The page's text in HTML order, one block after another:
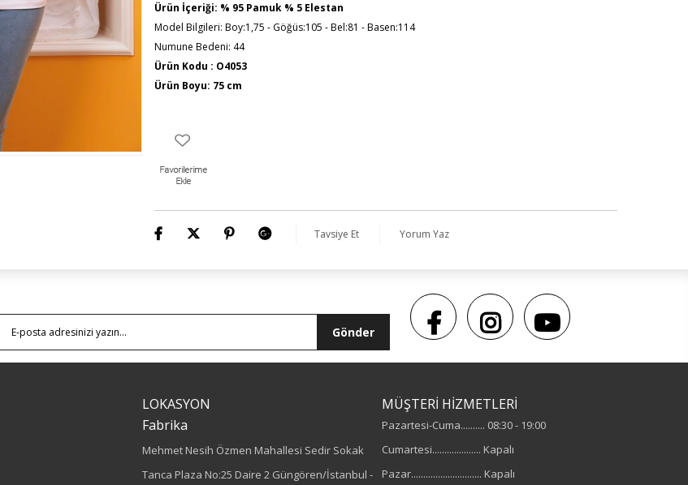
Ürün İçeriği: % 95 Pamuk % 5 Elestan
Model Bilgileri: Boy:1,75 - Göğüs:105 - Bel:81 - Basen:114
Numune Bedeni: 44
Ürün Kodu : O4053
Ürün Boyu: 75 cm
Tavsiye Et Yorum Yaz
Gönder
LOKASYON
Fabrika
Mehmet Nesih Özmen Mahallesi Sedir Sokak
Tanca Plaza No:25 Daire 2 Güngören/İstanbul -
MÜŞTERİ HİZMETLERİ
Pazartesi-Cuma.......... 08:30 - 19:00
Cumartesi.................... Kapalı
Pazar............................. Kapalı